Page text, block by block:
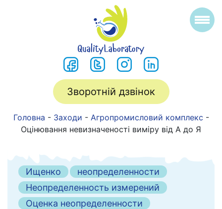
Зворотній дзвінок
Головна - Заходи - Агропромисловий комплекс -
Оцінювання невизначеності виміру від А до Я
Ищенко
неопределенности
Неопределенность измерений
Оценка неопределенности